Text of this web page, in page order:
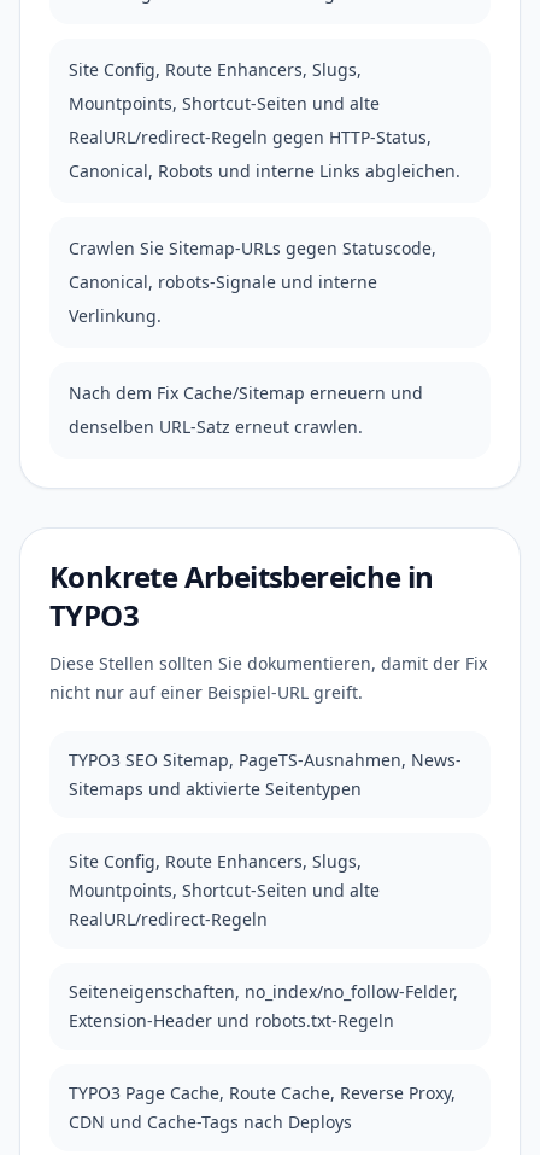
Site Config, Route Enhancers, Slugs,
Mountpoints, Shortcut-Seiten und alte
RealURL/redirect-Regeln gegen HTTP-Status,
Canonical, Robots und interne Links abgleichen.
Crawlen Sie Sitemap-URLs gegen Statuscode,
Canonical, robots-Signale und interne
Verlinkung.
Nach dem Fix Cache/Sitemap erneuern und
denselben URL-Satz erneut crawlen.
Konkrete Arbeitsbereiche in
TYPO3
Diese Stellen sollten Sie dokumentieren, damit der Fix
nicht nur auf einer Beispiel-URL greift.
TYPO3 SEO Sitemap, PageTS-Ausnahmen, News-
Sitemaps und aktivierte Seitentypen
Site Config, Route Enhancers, Slugs,
Mountpoints, Shortcut-Seiten und alte
RealURL/redirect-Regeln
Seiteneigenschaften, no_index/no_follow-Felder,
Extension-Header und robots.txt-Regeln
TYPO3 Page Cache, Route Cache, Reverse Proxy,
CDN und Cache-Tags nach Deploys